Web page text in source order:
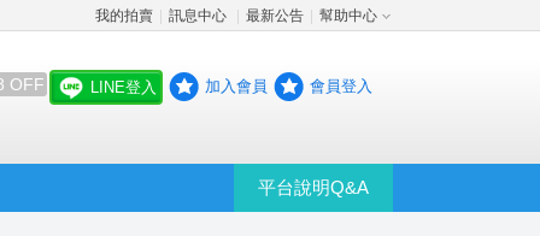
我的拍賣 訊息中心 最新公告 幫助中心
OFF LINE登入 加入會員 會員登入
平台說明Q&A